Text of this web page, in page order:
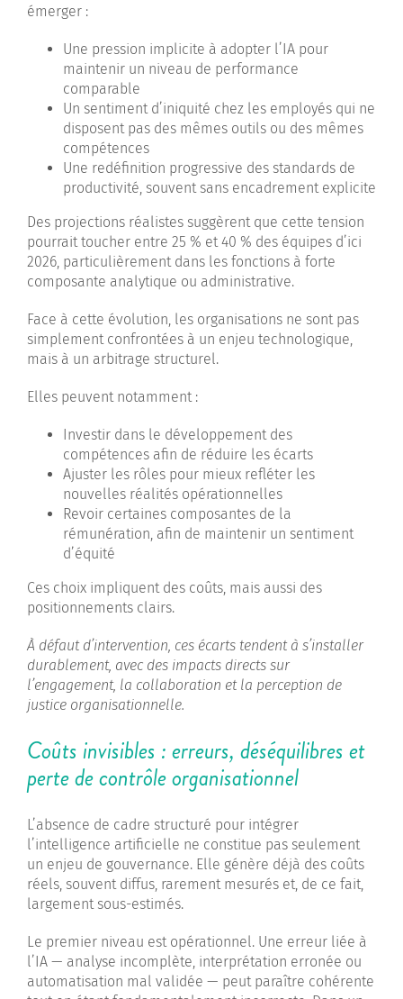
émerger :
Une pression implicite à adopter l’IA pour
maintenir un niveau de performance
comparable
Un sentiment d’iniquité chez les employés qui ne
disposent pas des mêmes outils ou des mêmes
compétences
Une redéfinition progressive des standards de
productivité, souvent sans encadrement explicite
Des projections réalistes suggèrent que cette tension
pourrait toucher entre 25 % et 40 % des équipes d’ici
2026, particulièrement dans les fonctions à forte
composante analytique ou administrative.
Face à cette évolution, les organisations ne sont pas
simplement confrontées à un enjeu technologique,
mais à un arbitrage structurel.
Elles peuvent notamment :
Investir dans le développement des
compétences afin de réduire les écarts
Ajuster les rôles pour mieux refléter les
nouvelles réalités opérationnelles
Revoir certaines composantes de la
rémunération, afin de maintenir un sentiment
d’équité
Ces choix impliquent des coûts, mais aussi des
positionnements clairs.
À défaut d’intervention, ces écarts tendent à s’installer
durablement, avec des impacts directs sur
l’engagement, la collaboration et la perception de
justice organisationnelle.
Coûts invisibles : erreurs, déséquilibres et
perte de contrôle organisationnel
L’absence de cadre structuré pour intégrer
l’intelligence artificielle ne constitue pas seulement
un enjeu de gouvernance. Elle génère déjà des coûts
réels, souvent diffus, rarement mesurés et, de ce fait,
largement sous-estimés.
Le premier niveau est opérationnel. Une erreur liée à
l’IA — analyse incomplète, interprétation erronée ou
automatisation mal validée — peut paraître cohérente